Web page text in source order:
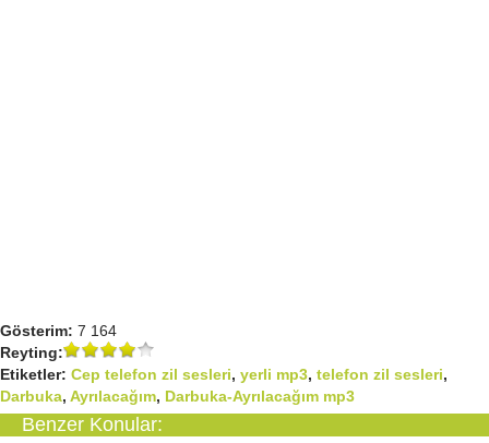
Gösterim: 7 164
Reyting:
Etiketler: Cep telefon zil sesleri, yerli mp3, telefon zil sesleri,
Darbuka, Ayrılacağım, Darbuka-Ayrılacağım mp3
Benzer Konular: